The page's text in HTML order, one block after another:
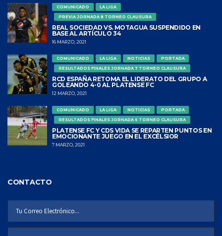
COMUNICADO
LA LIGA
PREVIA JORNADA 8 TORNEO CLAUSURA
REAL SOCIEDAD VS. MOTAGUA SUSPENDIDO EN
BASE AL ARTÍCULO 34
16 MARZO, 2021
COMUNICADO LA LIGA NOTICIAS
PORTADA
RESULTADOS FINALES JORNADA 7 TORNEO CLAUSURA
RCD ESPAÑA RETOMA EL LIDERATO DEL GRUPO A
GOLEANDO 4-0 AL PLATENSE FC
12 MARZO, 2021
COMUNICADO LA LIGA NOTICIAS
PORTADA
RESULTADOS FINALES JORNADA 6 TORNEO CLAUSURA
PLATENSE FC Y CDS VIDA SE REPARTEN PUNTOS EN
EMOCIONANTE JUEGO EN EL EXCÉLSIOR
7 MARZO, 2021
CONTACTO